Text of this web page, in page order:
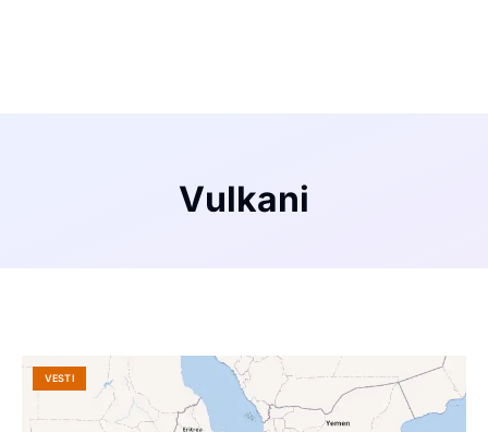
Vulkani
VESTI